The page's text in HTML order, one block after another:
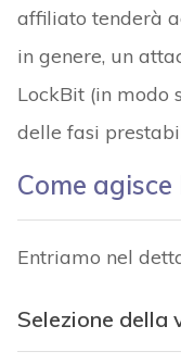
affiliato tenderà
in genere, un
LockBit (in
delle fasi
Come
Entriamo nel
Selezione della